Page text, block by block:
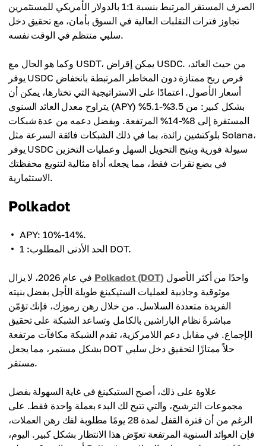
الصرف المستقر المرتبط بنسبة 1:1 بالدولار الأمريكي للمستثمرين
تجاوز فترات التقلبات العالية في السوق بأمان، مع تحقيق دخل
سلبي منتظم في الوقت نفسه.
وكما هو الحال مع USDT، يمكن إقراض USDC. من حيث العائد،
يوفر USDC فرص ربح ممتازة دون المخاطر المرتبطة بانخفاض
أسعار الأصول. اعتمادًا على الاستراتيجية التي تختارها، يمكن أن
يتراوح معدل العائد السنوي (APY) بشكل كبير: من 3.5%-5.1%
المستقرة إلى 8%-14% المرتفعة. وبفضل دعمه من عدة شبكات
بلوكتشين رائدة، بما في ذلك الشبكات فائقة السرعة مثل Solana،
يوفر USDC سيولة فورية ويتيح التحويل السهل وعمليات التخزين
في بضع نقرات فقط، مما يجعله أداة مثالية لتنويع محفظتك
الاستثمارية.
Polkadot
APY: 10%-14%.
الحد الأدنى المطلوب: 1 DOT.
Polkadot (DOT)
موثوقية وجاذبية لعمليات الستيكينغ طويلة الأجل بفضل بنيته
الفريدة متعددة السلاسل. من خلال رهن رموزك، فإنك تؤمّن
مباشرةً نظام الباراشين بالكامل وتساعد الشبكة على تحقيق
الإجماع. في مقابل دعم اللامركزية، تقدم الشبكة مكافآت مرتفعة
بشكل مستمر، مما يجعل DOT حلاً ممتازًا لتحقيق دخل سلبي
مستقر.
علاوة على ذلك، أصبح الستيكينغ في غاية السهولة بفضل
مجموعات الترشيح، والتي تتيح لك البدء بعملة واحدة فقط. على
الرغم من أن فترة القفل لمدة 28 يومًا مطلوبة لفك رهن العملات،
فإن العوائد السنوية المرتفعة تعوّض هذا الانتظار بشكل كبير. اليوم،